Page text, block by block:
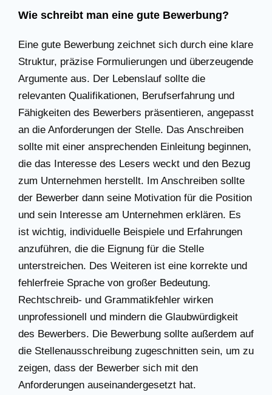
Wie schreibt man eine gute Bewerbung?
Eine gute Bewerbung zeichnet sich durch eine klare
Struktur, präzise Formulierungen und überzeugende
Argumente aus. Der Lebenslauf sollte die
relevanten Qualifikationen, Berufserfahrung und
Fähigkeiten des Bewerbers präsentieren, angepasst
an die Anforderungen der Stelle. Das Anschreiben
sollte mit einer ansprechenden Einleitung beginnen,
die das Interesse des Lesers weckt und den Bezug
zum Unternehmen herstellt. Im Anschreiben sollte
der Bewerber dann seine Motivation für die Position
und sein Interesse am Unternehmen erklären. Es
ist wichtig, individuelle Beispiele und Erfahrungen
anzuführen, die die Eignung für die Stelle
unterstreichen. Des Weiteren ist eine korrekte und
fehlerfreie Sprache von großer Bedeutung.
Rechtschreib- und Grammatikfehler wirken
unprofessionell und mindern die Glaubwürdigkeit
des Bewerbers. Die Bewerbung sollte außerdem auf
die Stellenausschreibung zugeschnitten sein, um zu
zeigen, dass der Bewerber sich mit den
Anforderungen auseinandergesetzt hat.